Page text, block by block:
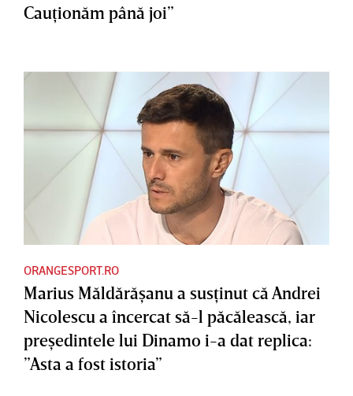
Cauţionăm până joi”
ORANGESPORT.RO
Marius Măldărăşanu a susţinut că Andrei
Nicolescu a încercat să-l păcălească, iar
preşedintele lui Dinamo i-a dat replica:
”Asta a fost istoria”